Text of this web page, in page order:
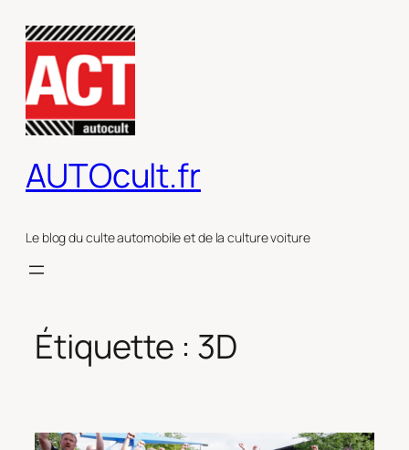
contenu
AUTOcult.fr
Le blog du culte automobile et de la culture voiture
Étiquette : 3D